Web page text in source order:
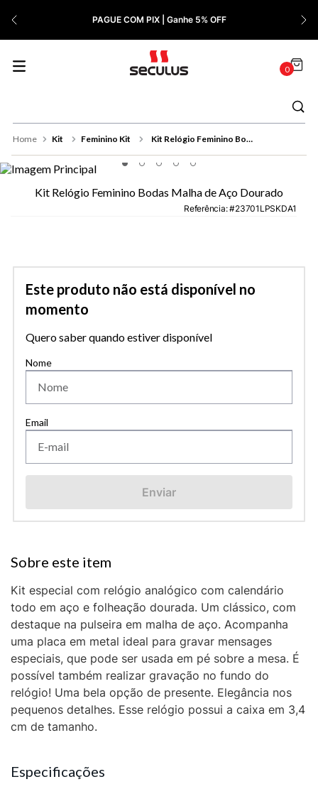
PAGUE COM PIX | Ganhe 5% OFF
0
Kit Feminino Kit Kit Relógio Feminino Bodas Malha de Aço Dourado
Kit Relógio Feminino Bodas Malha de Aço Dourado
Referência: 23701LPSKDA1
Este produto não está disponível no
momento
Quero saber quando estiver disponível
Enviar
Kit especial com relógio analógico com calendário
todo em aço e folheação dourada. Um clássico, com
destaque na pulseira em malha de aço. Acompanha
uma placa em metal ideal para gravar mensages
especiais, que pode ser usada em pé sobre a mesa. É
possível também realizar gravação no fundo do
relógio! Uma bela opção de presente. Elegância nos
pequenos detalhes. Esse relógio possui a caixa em 3,4
cm de tamanho.
Especificações
9º